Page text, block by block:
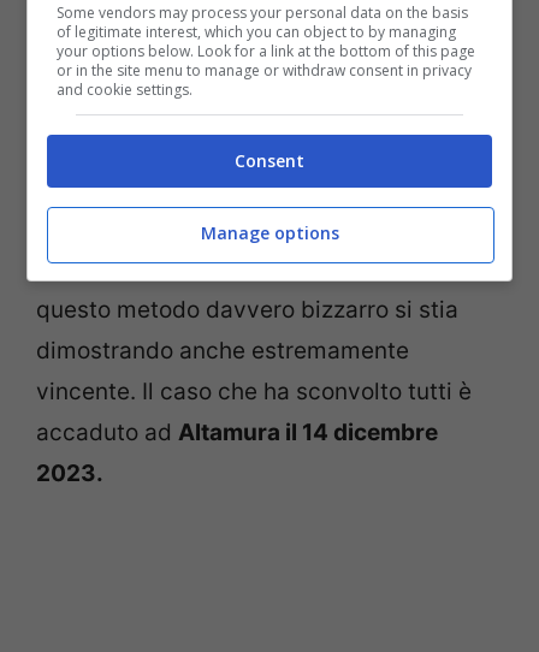
Sedia per evitare il furto (Canva – tuning.it)
Sembra un qualcosa di assurdo e al quale
in pochi potranno credere, ma i risultati
sono stati chiari e soprattutto ci sono
anche dei video che testimoniano come
questo metodo davvero bizzarro si stia
dimostrando anche estremamente
vincente. Il caso che ha sconvolto tutti è
accaduto ad Altamura il 14 dicembre
2023.
Some vendors may process your personal data on the basis
of legitimate interest, which you can object to by managing
your options below. Look for a link at the bottom of this page
or in the site menu to manage or withdraw consent in privacy
and cookie settings.
Consent
Manage options